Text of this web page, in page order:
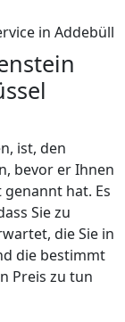
ist, den
bevor er Ihnen
hat. Es
Sie zu
die Sie in
die bestimmt
Preis zu tun